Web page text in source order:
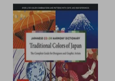
40%
dcto.